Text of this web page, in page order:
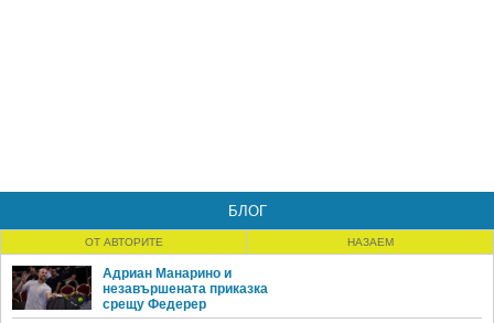
БЛОГ
ОТ АВТОРИТЕ НАЗАЕМ
Адриан Манарино и
незавършената приказка
срещу Федерер